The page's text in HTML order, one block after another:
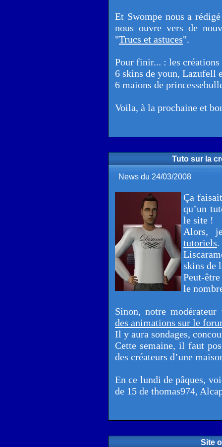
Et Swompe nous a
nous ouvre vers de
"Trucs et astuces".
Pour finir... : les créations
6 skins de youn, Lazufell
6 maions de
Voila, à la prochaine et
Tuto sur la
News du 24/03/2008
Ça
qu’un
le site !
Alors,
tutoriels.
skins de
Peut-
le
Sinon, notre
des animations sur le
Il y aura sondages,
Cette semaine, il faut
des créateurs d’une
En ce lundi de pâques,
de 15 de thomas974,
Site